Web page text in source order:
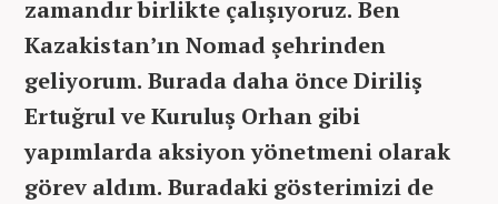
zamandır birlikte çalışıyoruz. Ben
Kazakistan’ın Nomad şehrinden
geliyorum. Burada daha önce Diriliş
Ertuğrul ve Kuruluş Orhan gibi
yapımlarda aksiyon yönetmeni olarak
görev aldım. Buradaki gösterimizi de